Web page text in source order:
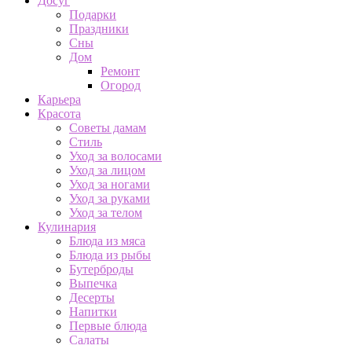
Подарки
Праздники
Сны
Дом
Ремонт
Огород
Карьера
Красота
Советы дамам
Стиль
Уход за волосами
Уход за лицом
Уход за ногами
Уход за руками
Уход за телом
Кулинария
Блюда из мяса
Блюда из рыбы
Бутерброды
Выпечка
Десерты
Напитки
Первые блюда
Салаты